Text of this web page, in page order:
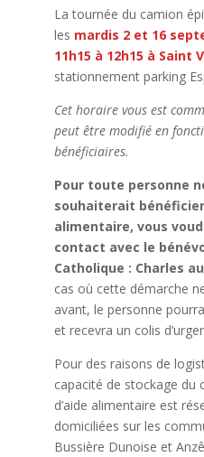
La tournée du camion
les mardis 2 et 16
11h15 à 12h15 à Saint
stationnement parking
Cet horaire vous est
peut être modifié en
bénéficiaires.
Pour toute personne
souhaiterait
alimentaire, vous
contact avec le
Catholique : Charles au
cas où cette démarche
avant, le personne
et recevra un colis
Pour des raisons de
capacité de stockage du
d’aide alimentaire est
domiciliées sur les
Bussière Dunoise et